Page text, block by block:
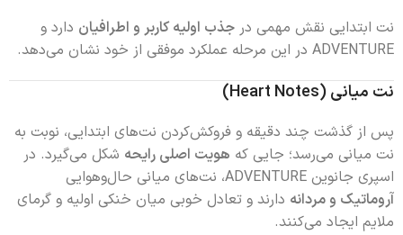
نت ابتدایی نقش مهمی در جذب اولیه کاربر و اطرافیان دارد و
ADVENTURE در این مرحله عملکرد موفقی از خود نشان می‌دهد.
نت میانی (Heart Notes)
پس از گذشت چند دقیقه و فروکش‌کردن نت‌های ابتدایی، نوبت به
نت میانی می‌رسد؛ جایی که هویت اصلی رایحه شکل می‌گیرد. در
اسپری جانوین ADVENTURE، نت‌های میانی حال‌وهوایی
آروماتیک و مردانه دارند و تعادل خوبی میان خنکی اولیه و گرمای
ملایم ایجاد می‌کنند.